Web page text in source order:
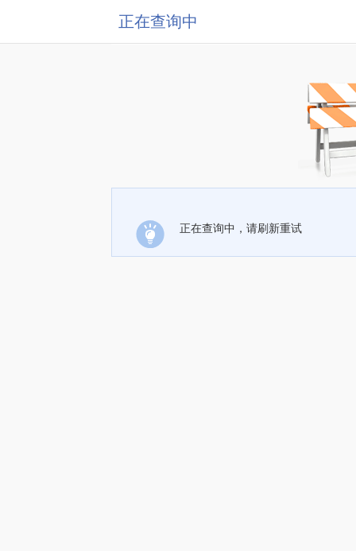
正在查询中
正在查询中，请刷新重试